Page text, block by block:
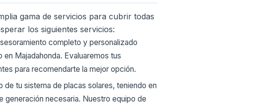
gama de servicios para cubrir todas
los siguientes servicios:
completo y personalizado
Majadahonda. Evaluaremos tus
para recomendarte la mejor opción.
de tu sistema de placas solares, teniendo en
generación necesaria. Nuestro equipo de